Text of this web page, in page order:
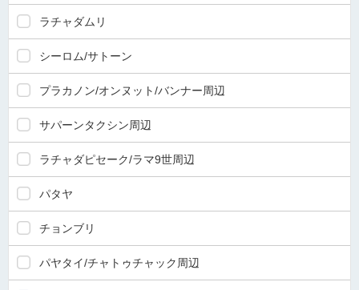
ラチャダムリ
シーロム/サトーン
プラカノン/オンヌット/バンナー周辺
サパーンタクシン周辺
ラチャダピセーク/ラマ9世周辺
パタヤ
チョンブリ
パヤタイ/チャトゥチャック周辺